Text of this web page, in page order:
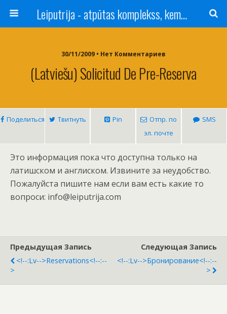
Leiputrija - atpūtas komplekss, kempings, viesu nams pie Rīgas / Camping, caravan site, bed and breakfast near Riga / Camping, caravanas, bungalows Letonia / Campingplatz, Caravanpark, Zimmer in Lettland / Kемпинг и гостевой дом к Риги
30/11/2009 • Нет Комментариев
(Latviešu) Solicitud De Pre-Reserva
Поделиться Твитнуть Pin
Отпр. по
эл. почте
SMS
Это информация пока что доступна только на
латишском и англиском. Извините за неудобство.
Пожалуйста пишите нам если вам есть какие то
вопроси: info@leiputrija.com
Предыдущая Запись
<!--:lv-->Reservations<!--:--
>
Следующая Запись
<!--:lv-->Бронирование<!--:--
>